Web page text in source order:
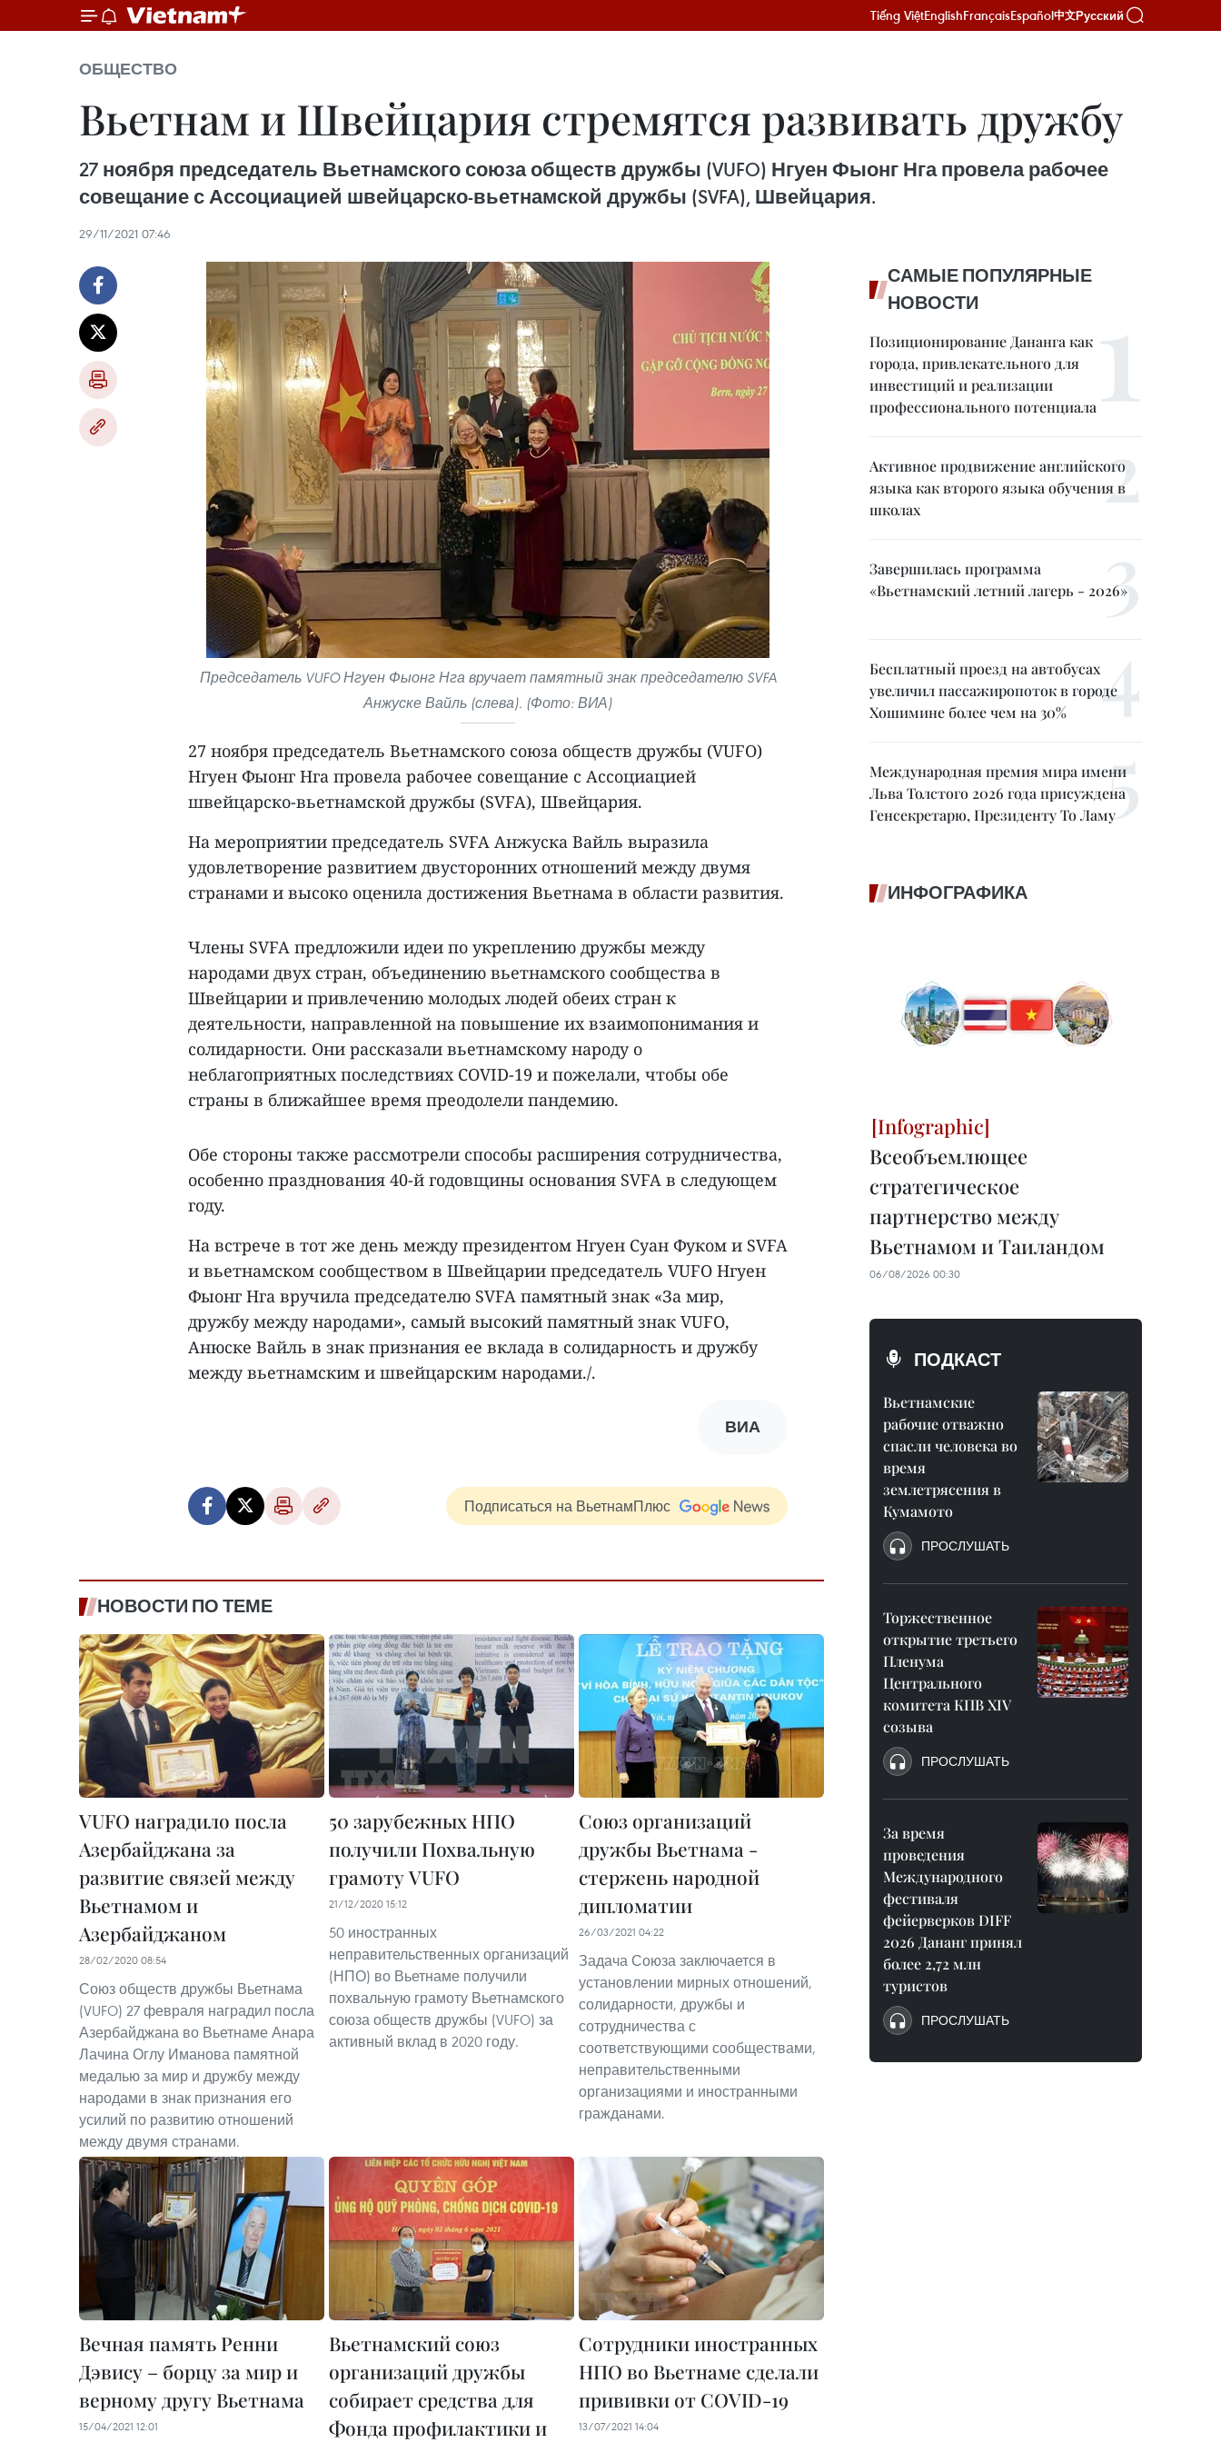
Tiếng ViệtEnglishFrançaisEspañol中文Русский
ОБЩЕСТВО
Вьетнам и Швейцария стремятся развивать дружбу
27 ноября председатель Вьетнамского союза обществ дружбы (VUFO) Нгуен Фыонг Нга провела рабочее
совещание с Ассоциацией швейцарско-вьетнамской дружбы (SVFA), Швейцария.
29/11/2021 07:46
Председатель VUFO Нгуен Фыонг Нга вручает памятный знак председателю SVFA
Анжуске Вайль (слева). (Фото: ВИА)
27 ноября председатель Вьетнамского союза обществ дружбы (VUFO)
Нгуен Фыонг Нга провела рабочее совещание с Ассоциацией
швейцарско-вьетнамской дружбы (SVFA), Швейцария.
На мероприятии председатель SVFA Анжуска Вайль выразила
удовлетворение развитием двусторонних отношений между двумя
странами и высоко оценила достижения Вьетнама в области развития.
Члены SVFA предложили идеи по укреплению дружбы между
народами двух стран, объединению вьетнамского сообщества в
Швейцарии и привлечению молодых людей обеих стран к
деятельности, направленной на повышение их взаимопонимания и
солидарности. Они рассказали вьетнамскому народу о
неблагоприятных последствиях COVID-19 и пожелали, чтобы обе
страны в ближайшее время преодолели пандемию.
Обе стороны также рассмотрели способы расширения сотрудничества,
особенно празднования 40-й годовщины основания SVFA в следующем
году.
На встрече в тот же день между президентом Нгуен Суан Фуком и SVFA
и вьетнамском сообществом в Швейцарии председатель VUFO Нгуен
Фыонг Нга вручила председателю SVFA памятный знак «За мир,
дружбу между народами», самый высокий памятный знак VUFO,
Анюске Вайль в знак признания ее вклада в солидарность и дружбу
между вьетнамским и швейцарским народами./.
ВИА
Подписаться на ВьетнамПлюс
НОВОСТИ ПО ТЕМЕ
VUFO наградило посла
Азербайджана за
развитие связей между
Вьетнамом и
Азербайджаном
28/02/2020 08:54
Союз обществ дружбы Вьетнама
(VUFO) 27 февраля наградил посла
Азербайджана во Вьетнаме Анара
Лачина Оглу Иманова памятной
медалью за мир и дружбу между
народами в знак признания его
усилий по развитию отношений
между двумя странами.
50 зарубежных НПО
получили Похвальную
грамоту VUFO
21/12/2020 15:12
50 иностранных
неправительственных организаций
(НПО) во Вьетнаме получили
похвальную грамоту Вьетнамского
союза обществ дружбы (VUFO) за
активный вклад в 2020 году.
Союз организаций
дружбы Вьетнама -
стержень народной
дипломатии
26/03/2021 04:22
Задача Союза заключается в
установлении мирных отношений,
солидарности, дружбы и
сотрудничества с
соответствующими сообществами,
неправительственными
организациями и иностранными
гражданами.
Вечная память Ренни
Дэвису – борцу за мир и
верному другу Вьетнама
15/04/2021 12:01
Вьетнамский союз
организаций дружбы
собирает средства для
Фонда профилактики и
Сотрудники иностранных
НПО во Вьетнаме сделали
прививки от COVID-19
13/07/2021 14:04
САМЫЕ ПОПУЛЯРНЫЕ
НОВОСТИ
Позиционирование Дананга как
города, привлекательного для
инвестиций и реализации
профессионального потенциала
Активное продвижение английского
языка как второго языка обучения в
школах
Завершилась программа
«Вьетнамский летний лагерь - 2026»
Бесплатный проезд на автобусах
увеличил пассажиропоток в городе
Хошимине более чем на 30%
Международная премия мира имени
Льва Толстого 2026 года присуждена
Генсекретарю, Президенту То Ламу
ИНФОГРАФИКА
Всеобъемлющее
стратегическое
партнерство между
Вьетнамом и Таиландом
06/08/2026 00:30
ПОДКАСТ
Вьетнамские
рабочие отважно
спасли человека во
время
землетрясения в
Кумамото
ПРОСЛУШАТЬ
Торжественное
открытие третьего
Пленума
Центрального
комитета КПВ XIV
созыва
ПРОСЛУШАТЬ
За время
проведения
Международного
фестиваля
фейерверков DIFF
2026 Дананг принял
более 2,72 млн
туристов
ПРОСЛУШАТЬ